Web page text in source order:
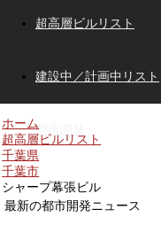
超高層ビルリスト
建設中／計画中リスト
都市開発
ホーム
超高層ビルリスト
千葉県
千葉市
シャープ幕張ビル
最新の都市開発ニュース